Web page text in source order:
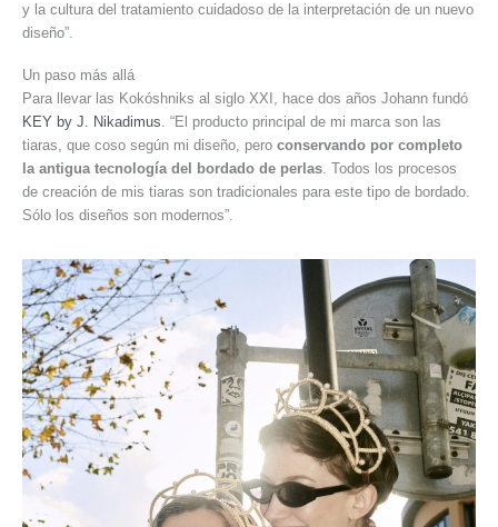
y la cultura del tratamiento cuidadoso de la interpretación de un nuevo
diseño”.
Un paso más allá
Para llevar las Kokóshniks al siglo XXI, hace dos años Johann fundó
KEY by J. Nikadimus . “El producto principal de mi marca son las
tiaras, que coso según mi diseño, pero conservando por completo
la antigua tecnología del bordado de perlas . Todos los procesos
de creación de mis tiaras son tradicionales para este tipo de bordado.
Sólo los diseños son modernos”.